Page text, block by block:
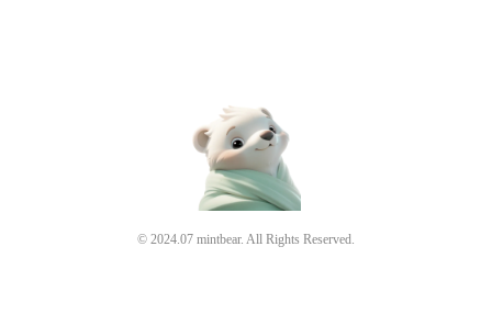
© 2024.07 mintbear. All Rights Reserved.